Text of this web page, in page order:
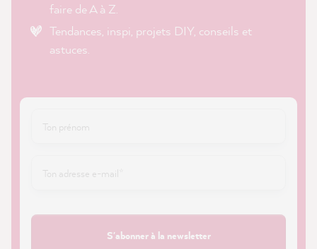
faire de A à Z.
Tendances, inspi, projets DIY, conseils et
astuces.
S'abonner à la newsletter